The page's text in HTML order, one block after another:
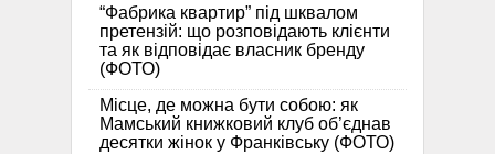
“Фабрика квартир” під шквалом
претензій: що розповідають клієнти
та як відповідає власник бренду
(ФОТО)
Місце, де можна бути собою: як
Мамський книжковий клуб об’єднав
десятки жінок у Франківську (ФОТО)